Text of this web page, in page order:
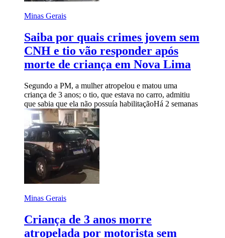
Minas Gerais
Saiba por quais crimes jovem sem
CNH e tio vão responder após
morte de criança em Nova Lima
Segundo a PM, a mulher atropelou e matou uma
criança de 3 anos; o tio, que estava no carro, admitiu
que sabia que ela não possuía habilitaçãoHá 2 semanas
Minas Gerais
Criança de 3 anos morre
atropelada por motorista sem